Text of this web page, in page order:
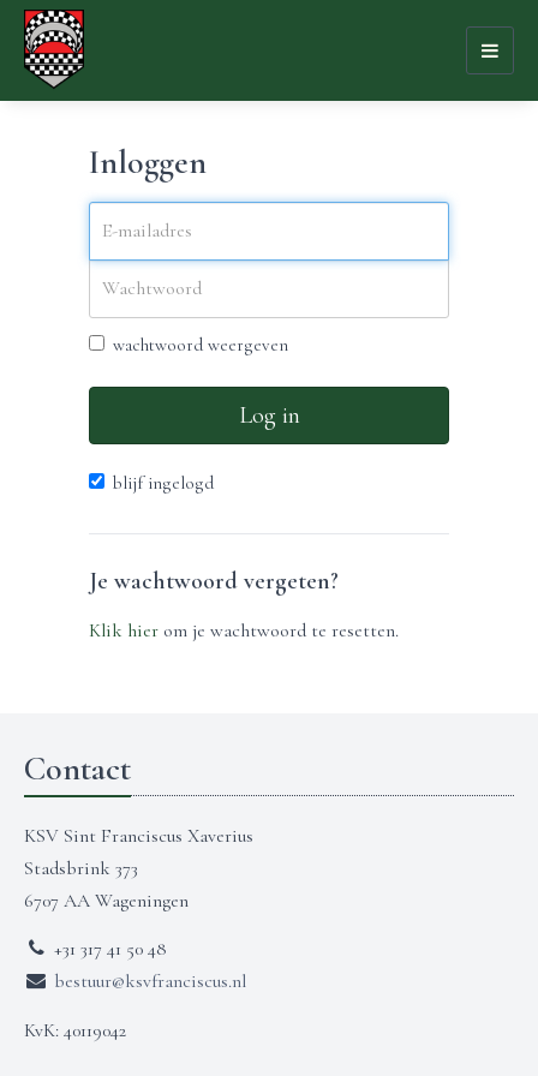
Inloggen
wachtwoord weergeven
Log in
blijf ingelogd
Je wachtwoord vergeten?
Klik hier om je wachtwoord te resetten.
Contact
KSV Sint Franciscus Xaverius
Stadsbrink 373
6707 AA Wageningen
+31 317 41 50 48
bestuur@ksvfranciscus.nl
KvK: 40119042